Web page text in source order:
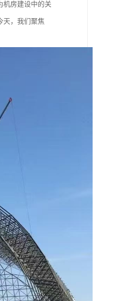
机房建设中的关
天，我们聚焦